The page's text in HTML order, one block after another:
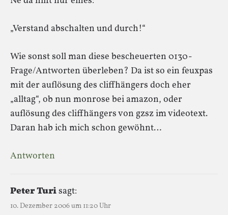
„Verstand abschalten und durch!“
Wie sonst soll man diese bescheuerten 0130-
Frage/Antworten überleben? Da ist so ein feuxpas
mit der auflösung des cliffhängers doch eher
„alltag“, ob nun monrose bei amazon, oder
auflösung des cliffhängers von gzsz im videotext.
Daran hab ich mich schon gewöhnt…
Antworten
Peter Turisagt:
10. Dezember 2006 um 11:20 Uhr